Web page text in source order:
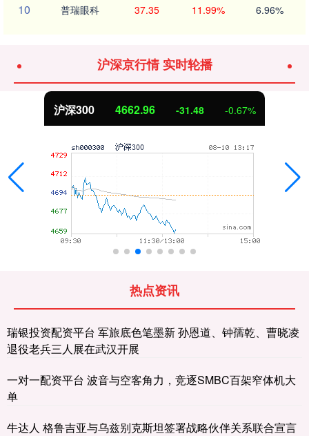
10 普瑞眼科 37.35 11.99% 6.96%
沪深京行情 实时轮播
北证50 1122.88 -11.37 -1.00%
热点资讯
瑞银投资配资平台 军旅底色笔墨新 孙恩道、钟孺乾、曹晓凌
退役老兵三人展在武汉开展
一对一配资平台 波音与空客角力，竞逐SMBC百架窄体机大
单
牛达人 格鲁吉亚与乌兹别克斯坦签署战略伙伴关系联合宣言